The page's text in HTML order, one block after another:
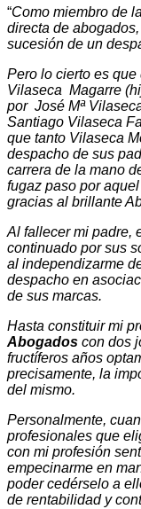
“Como miembro de
directa de
sucesión de un
Pero lo cierto es
Vilaseca Magarre
por José Mª
Santiago Vilaseca
que tanto Vilaseca
despacho de sus
carrera de la mano
fugaz paso por
gracias al brillante
Al fallecer mi padre,
continuado por sus
al independizarme
despacho en
de sus marcas.
Hasta constituir mi
Abogados con dos
fructíferos años
precisamente, la
del mismo.
Personalmente,
profesionales que
con mi profesión
empecinarme en
poder cedérselo a
de rentabilidad y